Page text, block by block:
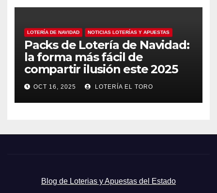
LOTERÍA DE NAVIDAD NOTICIAS LOTERÍAS Y APUESTAS
Packs de Lotería de Navidad:
la forma más fácil de
compartir ilusión este 2025
OCT 16, 2025 LOTERÍA EL TORO
Blog de Loterias y Apuestas del Estado